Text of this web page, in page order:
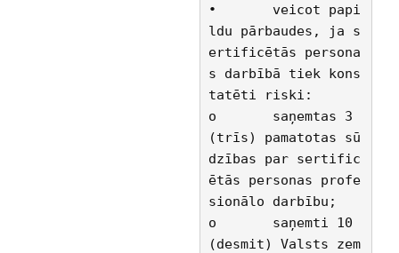
•	veicot papi
ldu pārbaudes, ja s
ertificētās persona
s darbībā tiek kons
tatēti riski:
o	saņemtas 3
(trīs) pamatotas sū
dzības par sertific
ētās personas profe
sionālo darbību;
o	saņemti 10
(desmit) Valsts zem